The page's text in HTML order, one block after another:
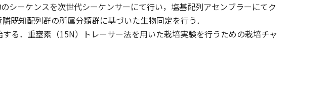
シーケンスを次世代シーケンサーにて行い，塩基配列アセンブラーにてク
既知配列群の所属分類群に基づいた生物同定を行う．
る．重窒素（15N）トレーサー法を用いた栽培実験を行うための栽培チャ